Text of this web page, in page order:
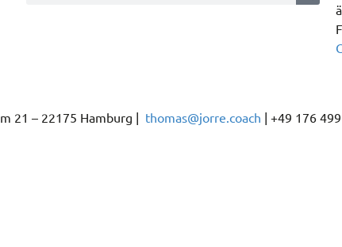
21 – 22175 Hamburg | thomas@jorre.coach | +49 176